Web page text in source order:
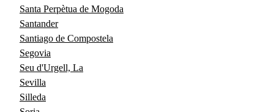
Santa Perpètua de Mogoda
Santander
Santiago de Compostela
Segovia
Seu d'Urgell, La
Sevilla
Silleda